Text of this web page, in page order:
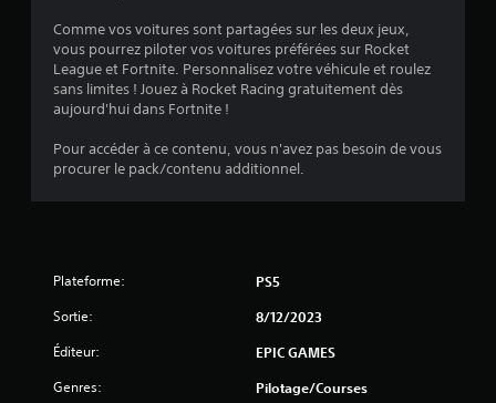
é
t
o
Comme vos voitures sont partagées sur les deux jeux,
vous pourrez piloter vos voitures préférées sur Rocket
League et Fortnite. Personnalisez votre véhicule et roulez
sans limites ! Jouez à Rocket Racing gratuitement dès
aujourd'hui dans Fortnite !
Pour accéder à ce contenu, vous n'avez pas besoin de vous
procurer le pack/contenu additionnel.
Plateforme: PS5
Sortie: 8/12/2023
Éditeur: EPIC GAMES
Genres: Pilotage/Courses